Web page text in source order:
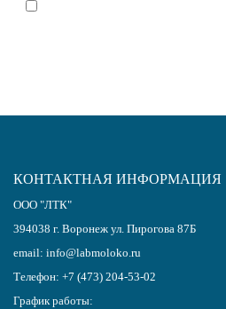
КОНТАКТНАЯ ИНФОРМАЦИЯ
ООО "ЛТК"
394038 г. Воронеж ул. Пирогова 87Б
email: info@labmoloko.ru
Телефон: +7 (473) 204-53-02
График работы: